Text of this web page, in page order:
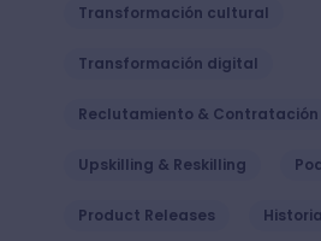
Transformación cultural
Transformación digital
Reclutamiento & Contratación
Upskilling & Reskilling
Product Releases